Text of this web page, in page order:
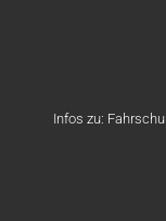
Infos zu: